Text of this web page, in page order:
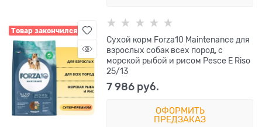
Товар закончился
Сухой корм Forza10 Maintenance для
взрослых собак всех пород, с
морской рыбой и рисом Pesce E Riso
25/13
7 986 руб.
ОФОРМИТЬ
ПРЕДЗАКАЗ